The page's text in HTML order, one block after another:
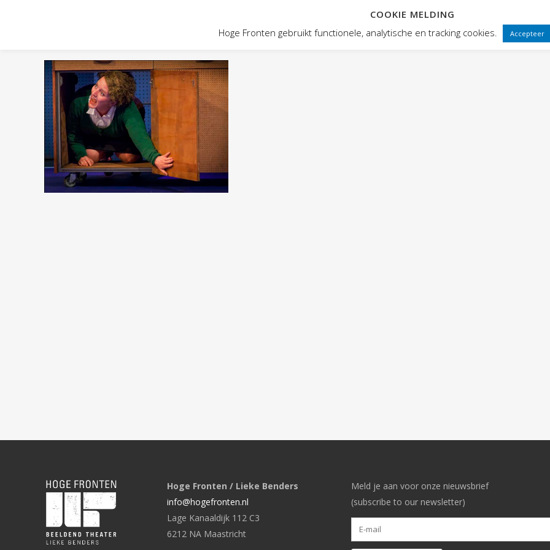
VOORSTELLINGEN PUBLIEKSWERKING
Hoge Fronten / Lieke Benders
info@hogefronten.nl
Lage Kanaaldijk 112 C3
6212 NA Maastricht
Meld je aan voor onze nieuwsbrief
(subscribe to our newsletter)
COOKIE MELDING
Hoge Fronten gebruikt functionele, analytische en tracking cookies.
Accepteer